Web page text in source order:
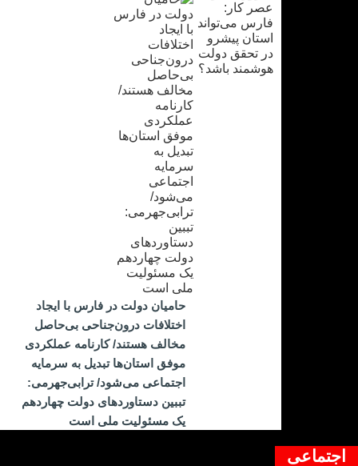
حامیان دولت در فارس با ایجاد
اختلافات درون‌جناحی بی‌حاصل
مخالف هستند/ کارنامه عملکردی
موفق استان‌ها تبدیل به سرمایه
اجتماعی می‌شود/ ترابی‌جهرمی:
تببین دستاوردهای دولت چهاردهم
یک مسئولیت ملی است
اجتماعی